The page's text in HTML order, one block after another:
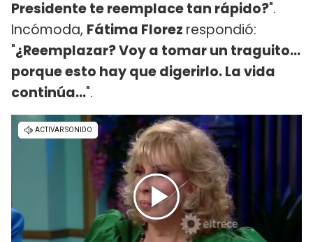
Presidente te reemplace tan rápido?".
Incómoda, Fátima Florez respondió:
"¿Reemplazar? Voy a tomar un traguito...
porque esto hay que digerirlo. La vida
continúa...".